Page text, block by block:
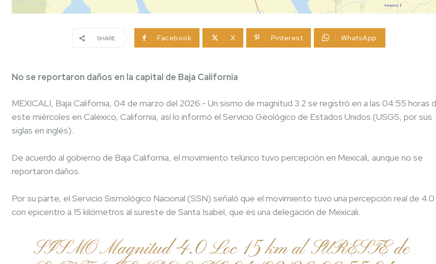
SHARE Facebook X Pinterest WhatsApp
No se reportaron daños en la capital de Baja California
MEXICALI, Baja California, 04 de marzo del 2026.- Un sismo de magnitud 3.2 se registró en a las 04:55 horas
este miércoles en Calexico, California, así lo informó el Servicio Geológico de Estados Unidos (USGS, por sus
siglas en inglés).
De acuerdo al gobierno de Baja California, el movimiento telúrico tuvo percepción en Mexicali, aunque no se
reportaron daños.
Por su parte, el Servicio Sismológico Nacional (SSN) señaló que el movimiento tuvo una percepción real de 4.0
con epicentro a 15 kilómetros al sureste de Santa Isabel, que es una delegación de Mexicali.
SISMO Magnitud 4.0 Loc 15 km al SURESTE de